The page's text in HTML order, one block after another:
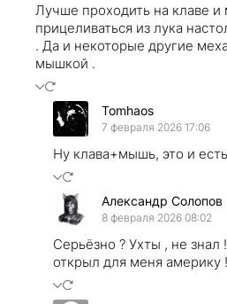
Лучше проходить на клаве
прицеливаться из лука
. Да и некоторые другие
мышкой .
Tomhaos
7 февраля 2026 17:06
Ну клава+мышь, это и
Александр Солопов
8 февраля 2026 08:02
Серьёзно ? Ухты , не
открыл для меня америку !